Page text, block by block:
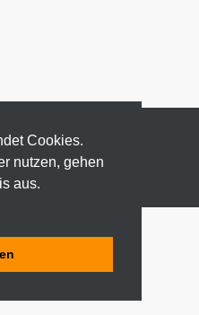
Cookies.
nutzen, gehen
aus.VORBEHALTEN